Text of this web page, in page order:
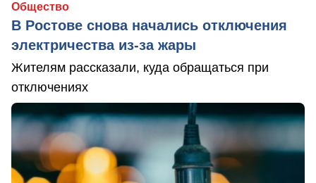
Общество
В Ростове снова начались отключения
электричества из-за жары
Жителям рассказали, куда обращаться при
отключениях